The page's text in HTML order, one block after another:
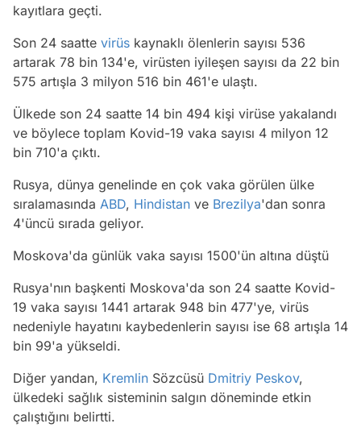
kayıtlara geçti.
Son 24 saatte virüs kaynaklı ölenlerin sayısı 536
artarak 78 bin 134'e, virüsten iyileşen sayısı da 22 bin
575 artışla 3 milyon 516 bin 461'e ulaştı.
Ülkede son 24 saatte 14 bin 494 kişi virüse yakalandı
ve böylece toplam Kovid-19 vaka sayısı 4 milyon 12
bin 710'a çıktı.
Rusya, dünya genelinde en çok vaka görülen ülke
sıralamasında ABD, Hindistan ve Brezilya'dan sonra
4'üncü sırada geliyor.
Moskova'da günlük vaka sayısı 1500'ün altına düştü
Rusya'nın başkenti Moskova'da son 24 saatte Kovid-
19 vaka sayısı 1441 artarak 948 bin 477'ye, virüs
nedeniyle hayatını kaybedenlerin sayısı ise 68 artışla 14
bin 99'a yükseldi.
Diğer yandan, Kremlin Sözcüsü Dmitriy Peskov,
ülkedeki sağlık sisteminin salgın döneminde etkin
çalıştığını belirtti.